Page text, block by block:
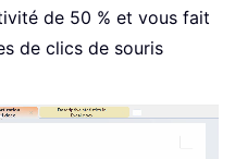
de 50 % et vous fait
de clics de souris